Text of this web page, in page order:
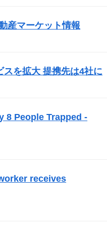
産マーケット情報
を拡大 提携先は4社に
8 People Trapped -
receives